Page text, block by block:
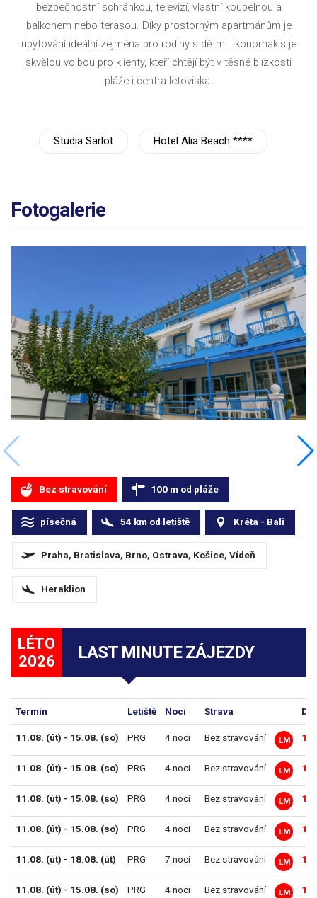
bezpečnostní schránkou, televizí, vlastní koupelnou a
balkonem nebo terasou. Díky prostorným apartmánům je
ubytování ideální zejména pro rodiny s dětmi. Ikonomakis je
skvělou volbou pro klienty, kteří chtějí být v těsné blízkosti
pláže i centra letoviska.
Studia Sarlot Hotel Alia Beach ****
Fotogalerie
Bez stravování 100 m od pláže
písečná 54 km od letiště Kréta - Bali
Praha, Bratislava, Brno, Ostrava, Košice, Vídeň
Heraklion
LÉTO
2026
LAST MINUTE ZÁJEZDY
Termín Letiště Nocí Strava
11.08. (út) - 15.08. (so) PRG 4 noci Bez stravování LM 15
11.08. (út) - 15.08. (so) PRG 4 noci Bez stravování LM 17
11.08. (út) - 15.08. (so) PRG 4 noci Bez stravování LM 17
11.08. (út) - 15.08. (so) PRG 4 noci Bez stravování LM 18
11.08. (út) - 18.08. (út) PRG 7 nocí Bez stravování LM 18
11.08. (út) - 15.08. (so) PRG 4 noci Bez stravování LM 19